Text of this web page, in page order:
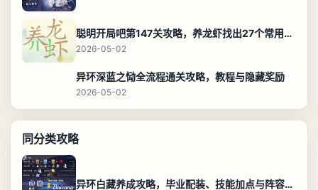
聪明开局吧第147关攻略，养龙虾找出27个常用字通关答案
2026-05-02
异环深蓝之恸全流程通关攻略，教程与隐藏奖励
2026-05-02
同分类攻略
异环白藏养成攻略，毕业配装、技能加点与阵容搭配保姆级解析